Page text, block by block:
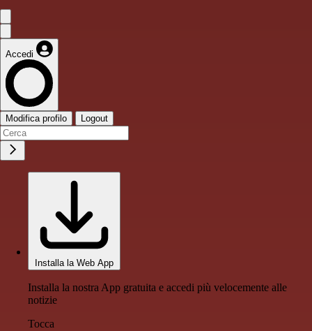
Accedi
Modifica profilo Logout
Installa la Web App
Installa la nostra App gratuita e accedi più velocemente alle
notizie
Tocca